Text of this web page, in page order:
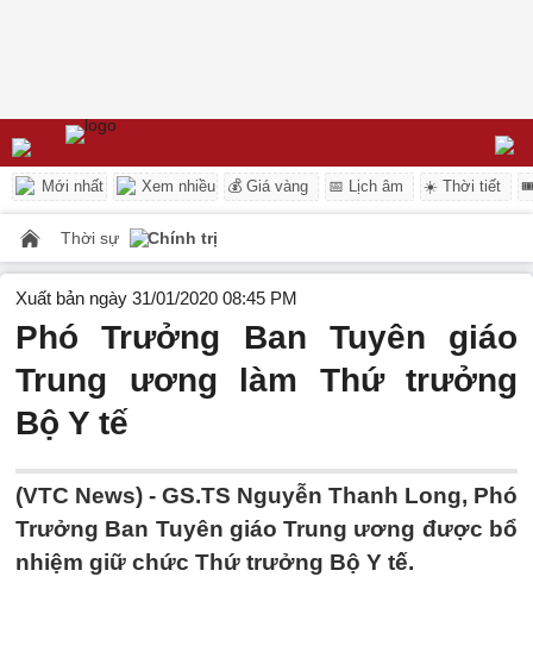
Mới nhất Xem nhiều 💰 Giá vàng 📅 Lịch âm ☀️ Thời tiết
Thời sự Chính trị
Xuất bản ngày 31/01/2020 08:45 PM
Phó Trưởng Ban Tuyên giáo
Trung ương làm Thứ trưởng
Bộ Y tế
(VTC News) - GS.TS Nguyễn Thanh Long, Phó
Trưởng Ban Tuyên giáo Trung ương được bổ
nhiệm giữ chức Thứ trưởng Bộ Y tế.